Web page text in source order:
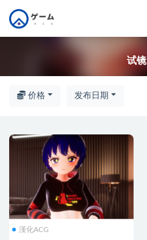
试镜
价格 发布日期
漢化ACG